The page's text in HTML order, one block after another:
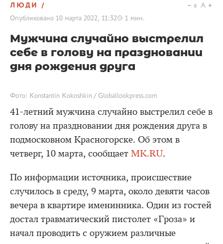
ЛЮДИ
Опубликовано 10 марта 2022, 11:32 1 мин.
a A
Мужчина случайно выстрелил
себе в голову на праздновании
дня рождения друга
Фото: Konstantin Kokoshkin / Globallookpress.com
41-летний мужчина случайно выстрелил себе в
голову на праздновании дня рождения друга в
подмосковном Красногорске. Об этом в
четверг, 10 марта, сообщает MK.RU.
По информации источника, происшествие
случилось в среду, 9 марта, около девяти часов
вечера в квартире именинника. Один из гостей
достал травматический пистолет «Гроза» и
начал проводить с оружием различные